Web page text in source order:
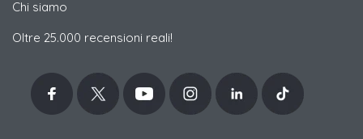
Chi siamo
Oltre 25.000 recensioni reali!